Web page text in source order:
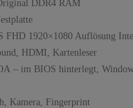
DDR4 RAM
FHD 1920×1080 Auflösung
HDMI, Kartenleser
– im BIOS hinterlegt,
Kamera, Fingerprint